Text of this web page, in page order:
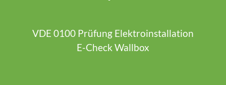
VDE 0100 Prüfung Elektroinstallation
E-Check Wallbox